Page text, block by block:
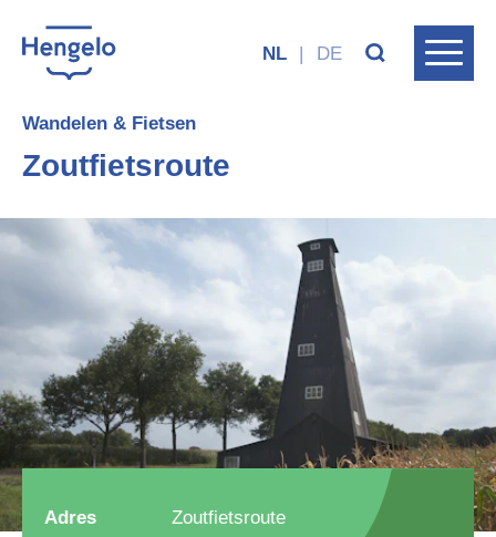
NL | DE
Wandelen & Fietsen
Zoutfietsroute
Adres
Zoutfietsroute